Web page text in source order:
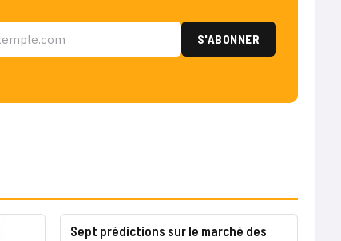
Sept prédictions sur le marché des